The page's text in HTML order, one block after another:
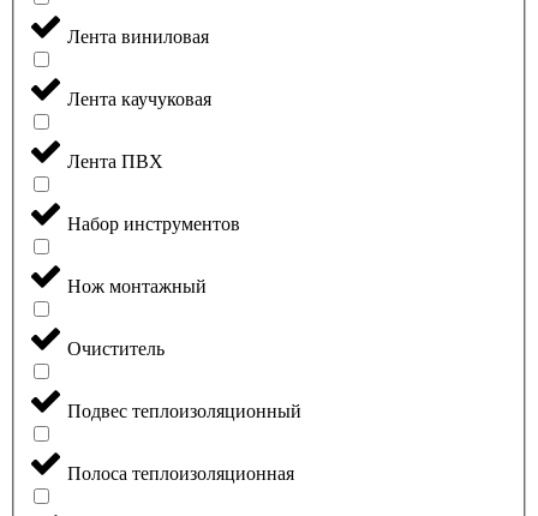
Лента виниловая
Лента каучуковая
Лента ПВХ
Набор инструментов
Нож монтажный
Очиститель
Подвес теплоизоляционный
Полоса теплоизоляционная